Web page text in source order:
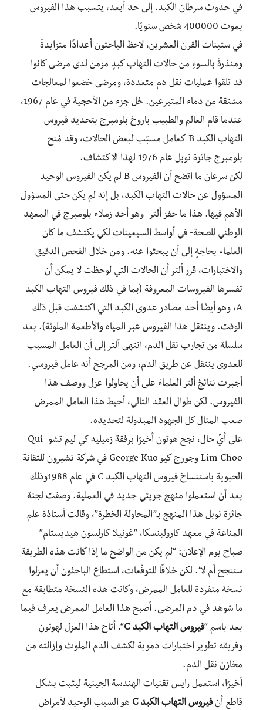
في حدوث سرطان الكبد. إلى حد أبعد، يتسبب هذا الفيروس
بموت 400000 شخص سنويًا.
في ستينات القرن العشرين، لاحظ الباحثون أعدادًا متزايدةً
ومنذرةً بالسوءِ من حالات التهاب كبدٍ مزمن لدى مرضى كانوا
قد تلقوا عمليات نقل دم متعددة، ومرضى خضعوا لمعالجات
مشتقة من دماء المتبرعين. حُل جزء من الأحجية في عام 1967،
عندما قام العالم والطبيب باروخ بلومبرج بتحديد فيروس
التهاب الكبد B كعامل مسبّب لبعض الحالات، وقد مُنح
بلومبرج جائزة نوبل عام 1976 لهذا الاكتشاف.
لكن سرعان ما اتضح أن الفيروس B لم يكن الفيروس الوحيد
المسؤول عن حالات التهاب الكبد، بل إنه لم يكن حتى المسؤول
الأهم فيها. هذا ما حفز ألتر -وهو أحد زملاء بلومبرج في المعهد
الوطني للصحة- في أواسط السبعينات لكي يكتشف ما كان
العلماء بحاجةٍ إلى أن يبحثوا عنه. ومن خلال الفحص الدقيق
والاختبارات، قرر ألتر أن الحالات التي لوحظت لا يمكن أن
تفسرها الفيروسات المعروفة (بما في ذلك فيروس التهاب الكبد
A، وهو أيضًا أحد مصادر عدوى الكبد التي اكتشفت قبل ذلك
الوقت. وينتقل هذا الفيروس عبر المياه والأطعمة الملوثة). بعد
سلسلة من تجارب نقل الدم، انتهى ألتر إلى أن العامل المسبب
للعدوى ينتقل عن طريق الدم، ومن المرجح أنه عامل فيروسي.
أجبرت نتائجُ ألتر العلماءَ على أن يحاولوا عزل ووصف هذا
الفيروس. لكن طوال العقد التالي، أحبط هذا العامل الممرض
صعب المنال كل الجهود المبذولة لتحديده.
على أيِّ حال، نجح هوتون أخيرًا برفقة زميليه كي ليم تشو Qui-
Lim Choo وجورج كيو George Kuo في شركة تشيرون للتقانة
الحيوية باستنساخ فيروس التهاب الكبد C في عام 1988وذلك
بعد أن استعملوا منهج جزيئي جديد في العملية. وصفت لجنة
جائزة نوبل هذا المنهج بـ”المحاولة الخطرة”، وقالت أستاذة علم
المناعة في معهد كارولينسكا، “غونيلا كارلسون هيديستام”
صباح يوم الإعلان: “لم يكن من الواضح ما إذا كانت هذه الطريقة
ستنجح أم لا”. لكن خلافًا للتوقّعات، استطاع الباحثون أن يعزلوا
نسخة منفردة للعامل الممرض، وكانت هذه النسخة متطابقة مع
ما شوهد في دم المرضى. أصبح هذا العامل الممرض يعرف فيما
بعد باسم “فيروس التهاب الكبد C “. أتاح هذا العزل لهوتون
وفريقه تطوير اختبارات دموية لكشف الدم الملوث وإزالته من
مخازن نقل الدم.
أخيرًا، استعمل رايس تقنيات الهندسة الجينية ليثبت بشكل
قاطع أنفيروس التهاب الكبد C
هو السبب الوحيد لأمراض